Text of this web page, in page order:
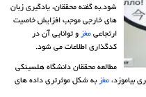
شود.به گفته محققان، یادگیری زبان
های خارجی موجب افزایش خاصیت
ارتجاعی مغز و توانایی آن در
کدگذاری اطلاعات می شود.
مطالعه محققان دانشگاه هلسینکی
بیاموزد، مغز به شکل موثرتری داده های